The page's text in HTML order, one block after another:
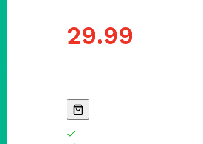
29.99